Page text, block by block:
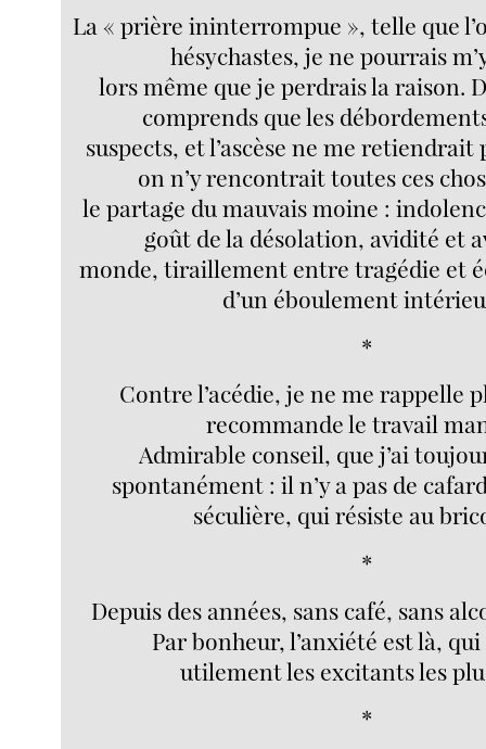
La « prière ininterrompue », telle que
hésychastes, je ne pourrais
lors même que je perdrais la raison.
comprends que les
suspects, et l’ascèse ne me
on n’y rencontrait toutes ces
le partage du mauvais moine :
goût de la désolation, avidité et
monde, tiraillement entre tragédie et
d’un éboulement
*
Contre l’acédie, je ne me rappelle
recommande le travail
Admirable conseil, que j’ai
spontanément : il n’y a pas de
séculière, qui résiste au
*
Depuis des années, sans café, sans
Par bonheur, l’anxiété est là,
utilement les excitants les
*